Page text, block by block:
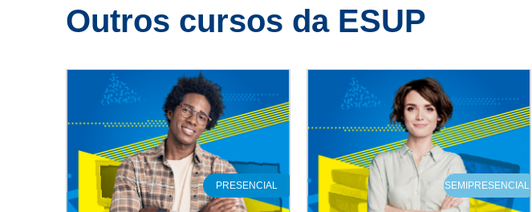
Outros cursos da ESUP
PRESENCIAL SEMIPRESENCIAL